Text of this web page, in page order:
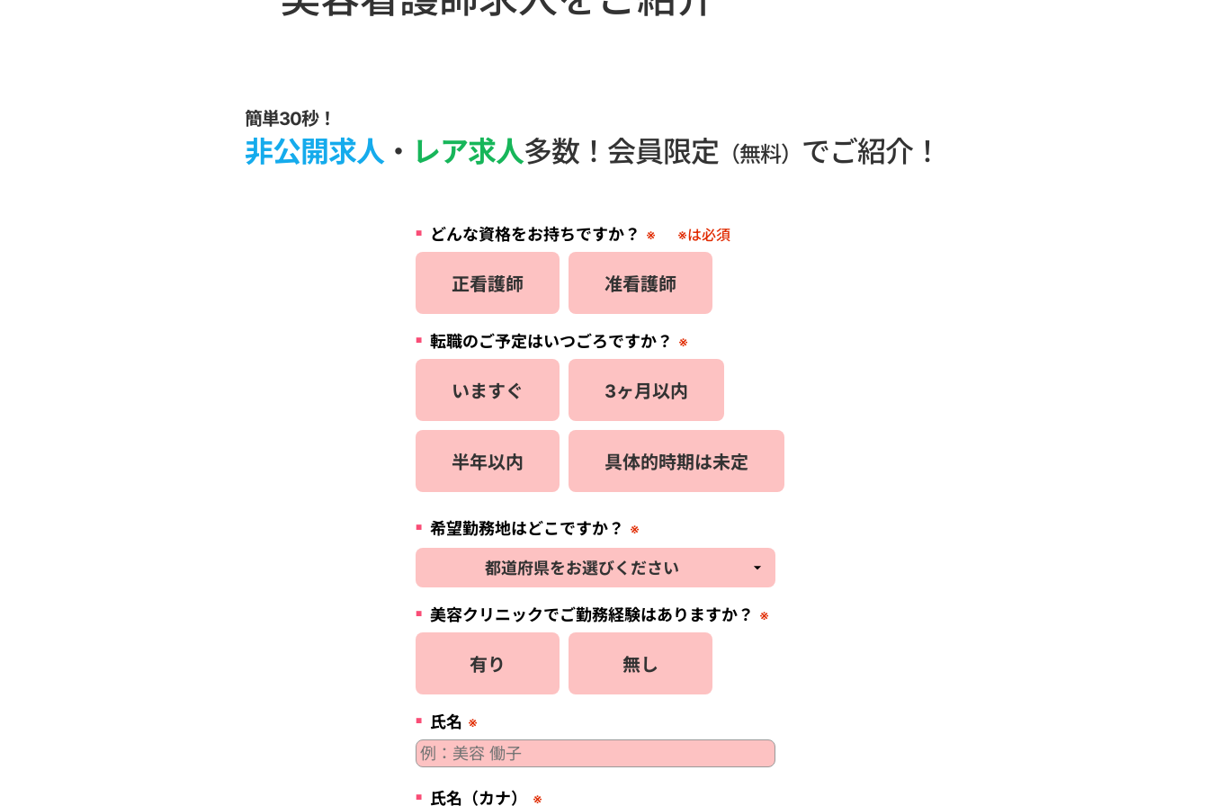
簡単30秒！
非公開求人・ レア求人多数！会員限定 （無料） でご紹介！
どんな資格をお持ちですか？ ※ ※は必須
正看護師 准看護師
転職のご予定はいつごろですか？ ※
いますぐ 3ヶ月以内
半年以内 具体的時期は未定
希望勤務地はどこですか？ ※
美容クリニックでご勤務経験はありますか？ ※
有り 無し
氏名 ※
氏名（カナ） ※